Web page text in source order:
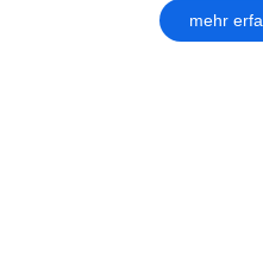
mehr